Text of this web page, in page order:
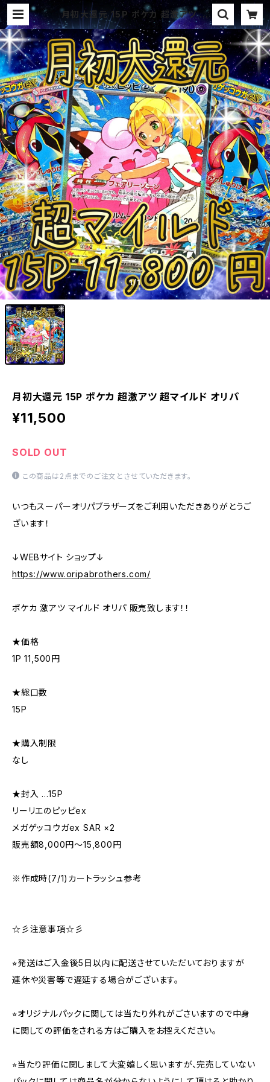
月初大還元 15P ポケカ 超激アツ 超
マイルド オリパ | オリパ ブラザー
ズ オリパ専門店 (ポケカ、ワンピー
ス、遊戯王、ヴァイス、ドラゴンボール)
1/1
月初大還元 15P ポケカ 超激アツ 超マイルド オリパ
¥11,500
SOLD OUT
この商品は2点までのご注文とさせていただきます。
いつもスーパーオリパブラザーズをご利用いただきありがとうご
ざいます！
↓WEBサイト ショップ↓
https://www.oripabrothers.com/
ポケカ 激アツ マイルド オリパ 販売致します！！
★価格
1P 11,500円
★総口数
15P
★購入制限
なし
★封入 …15P
リーリエのピッピex
メガゲッコウガex SAR ×2
販売額8,000円〜15,800円
※作成時(7/1)カートラッシュ参考
☆彡注意事項☆彡
⭐︎発送はご入金後5日以内に配送させていただいておりますが
連休や災害等で遅延する場合がございます。
⭐︎オリジナルパックに関しては当たり外れがごさいますので中身
に関しての評価をされる方はご購入をお控えください。
⭐︎当たり評価に関しまして大変嬉しく思いますが、完売していない